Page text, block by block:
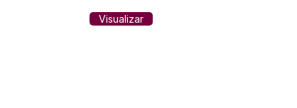
Visualizar